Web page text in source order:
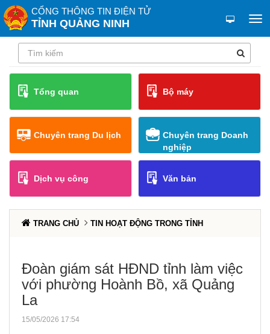
CỔNG THÔNG TIN ĐIỆN TỬ
TỈNH QUẢNG NINH
Tổng quan Bộ máy
Chuyên trang Du lịch
Chuyên trang Doanh
nghiệp
Dịch vụ công Văn bản
TRANG CHỦ TIN HOẠT ĐỘNG TRONG TỈNH
Đoàn giám sát HĐND tỉnh làm việc
với phường Hoành Bồ, xã Quảng
La
15/05/2026 17:54